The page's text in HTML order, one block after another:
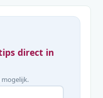
direct in
mogelijk.